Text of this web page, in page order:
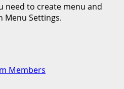
need to create menu and
Menu Settings.
Members